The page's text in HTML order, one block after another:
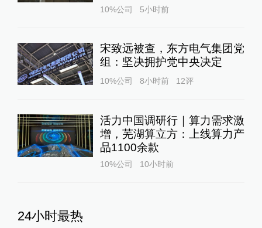
10%公司 5小时前
宋致远被查，东方电气集团党
组：坚决拥护党中央决定
10%公司 8小时前 12评
活力中国调研行｜算力需求激
增，芜湖算立方：上线算力产
品1100余款
10%公司 10小时前
24小时最热